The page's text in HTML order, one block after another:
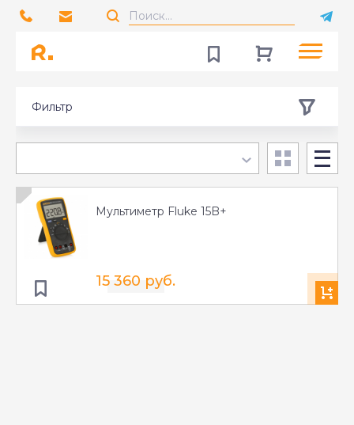
Фильтр
Мультиметр Fluke 15B+
15 360 руб.